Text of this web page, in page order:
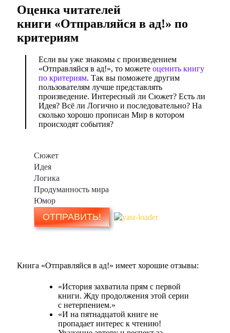
Оценка читателей
книги «Отправляйся в ад!» по
критериям
Сюжет
Идея
Логика
Продуманность мира
Юмор
Если вы уже знакомы с произведением
«Отправляйся в ад!», то можете оценить книгу
по критериям. Так вы поможете другим
пользователям лучше представлять
произведение. Интересный ли Сюжет? Есть ли
Идея? Всё ли Логично и последовательно? На
сколько хорошо прописан Мир в котором
происходят события?
Книга «Отправляйся в ад!» имеет хорошие отзывы:
«История захватила прям с первой
книги. Жду продолжения этой серии
с нетерпением.»
«И на пятнадцатой книге не
пропадает интерес к чтению!